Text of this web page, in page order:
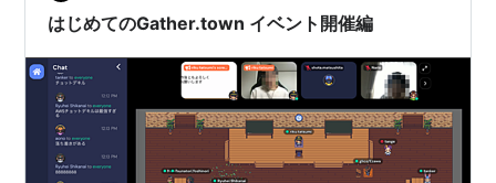
メタバース=3D…
はじめてのGather.town イベント開催編